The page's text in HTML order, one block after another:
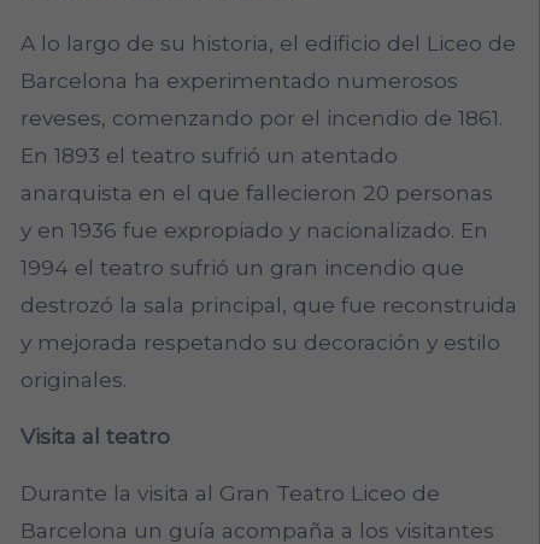
A lo largo de su historia, el edificio del Liceo de
Barcelona ha experimentado numerosos
reveses, comenzando por el incendio de 1861.
En 1893 el teatro sufrió un atentado
anarquista en el que fallecieron 20 personas
y en 1936 fue expropiado y nacionalizado. En
1994 el teatro sufrió un gran incendio que
destrozó la sala principal, que fue reconstruida
y mejorada respetando su decoración y estilo
originales.
Visita al teatro
Durante la visita al Gran Teatro Liceo de
Barcelona un guía acompaña a los visitantes